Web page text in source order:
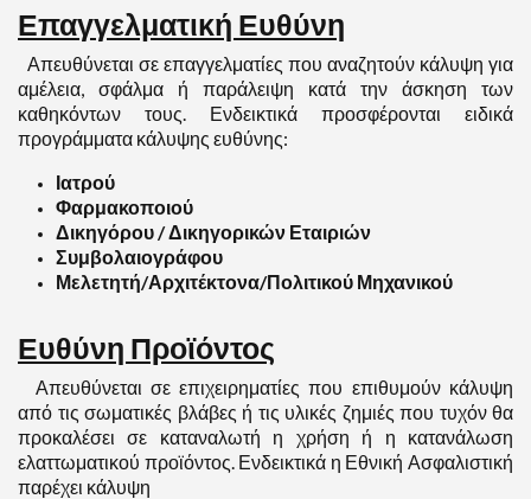
Επαγγελματική Ευθύνη
Απευθύνεται σε επαγγελματίες που αναζητούν κάλυψη για
αμέλεια, σφάλμα ή παράλειψη κατά την άσκηση των
καθηκόντων τους. Ενδεικτικά προσφέρονται ειδικά
προγράμματα κάλυψης ευθύνης:
Ιατρού
Φαρμακοποιού
Δικηγόρου / Δικηγορικών Εταιριών
Συμβολαιογράφου
Μελετητή/Αρχιτέκτονα/Πολιτικού Μηχανικού
Ευθύνη Προϊόντος
Απευθύνεται σε επιχειρηματίες που επιθυμούν κάλυψη
από τις σωματικές βλάβες ή τις υλικές ζημιές που τυχόν θα
προκαλέσει σε καταναλωτή η χρήση ή η κατανάλωση
ελαττωματικού προϊόντος. Ενδεικτικά η Εθνική Ασφαλιστική
παρέχει κάλυψη